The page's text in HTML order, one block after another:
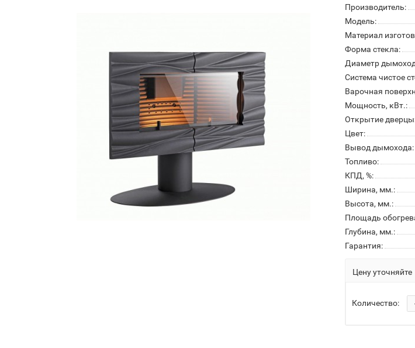
Производитель:
Модель:
Материал
Форма стекла:
Диаметр
Система чистое
Варочная
Мощность, кВт.:
Открытие
Цвет:
Вывод дымохода:
Топливо:
КПД, %:
Ширина, мм.:
Высота, мм.:
Площадь
Глубина, мм.:
Гарантия:
Цену уточняйте
Количество: